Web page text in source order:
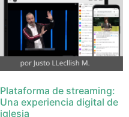
Plataforma de streaming:
Una experiencia digital de
iglesia